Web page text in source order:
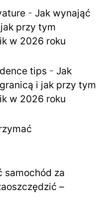
- Jak wynająć
przy tym
w 2026 roku
tips - Jak
i jak przy tym
w 2026 roku
samochód za
–